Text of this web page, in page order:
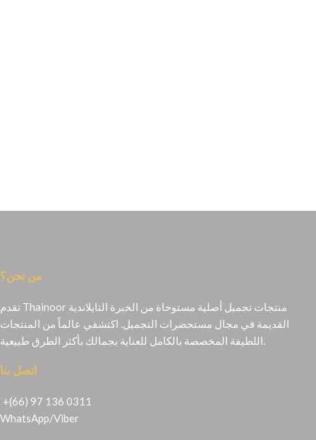
من نحن؟
تقدم Thainoor منتجات تجميل أصلية مستوحاة من الخبرة التايلاندية
القديمة في مجال مستحضرات التجميل. اكتشفي عالماً من المنتجات
اتصل بنا
+(66) 97 136 0311
WhatsApp/Viber